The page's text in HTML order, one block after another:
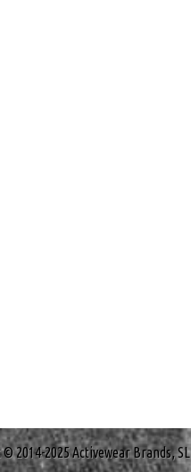
2014-2025 Activewear Brands, SL